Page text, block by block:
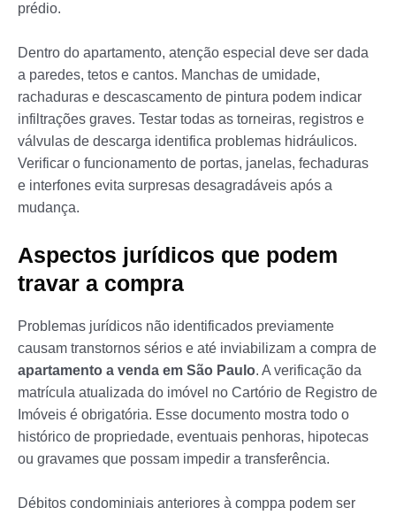
prédio.
Dentro do apartamento, atenção especial deve ser dada
a paredes, tetos e cantos. Manchas de umidade,
rachaduras e descascamento de pintura podem indicar
infiltrações graves. Testar todas as torneiras, registros e
válvulas de descarga identifica problemas hidráulicos.
Verificar o funcionamento de portas, janelas, fechaduras
e interfones evita surpresas desagradáveis após a
mudança.
Aspectos jurídicos que podem
travar a compra
Problemas jurídicos não identificados previamente
causam transtornos sérios e até inviabilizam a compra de
apartamento a venda em São Paulo. A verificação da
matrícula atualizada do imóvel no Cartório de Registro de
Imóveis é obrigatória. Esse documento mostra todo o
histórico de propriedade, eventuais penhoras, hipotecas
ou gravames que possam impedir a transferência.
Débitos condominiais anteriores à compра podem ser